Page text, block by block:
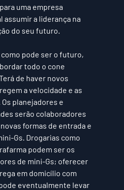
uma empresa
a liderança na
do seu futuro
como pode ser o futuro,
todo o cone
de haver novos
a velocidade e as
planejadores e
serão colaboradores
formas de entrada e
Gs. Drogarias como
podem ser os
de mini-Gs; oferecer
em domicílio com
eventualmente levar